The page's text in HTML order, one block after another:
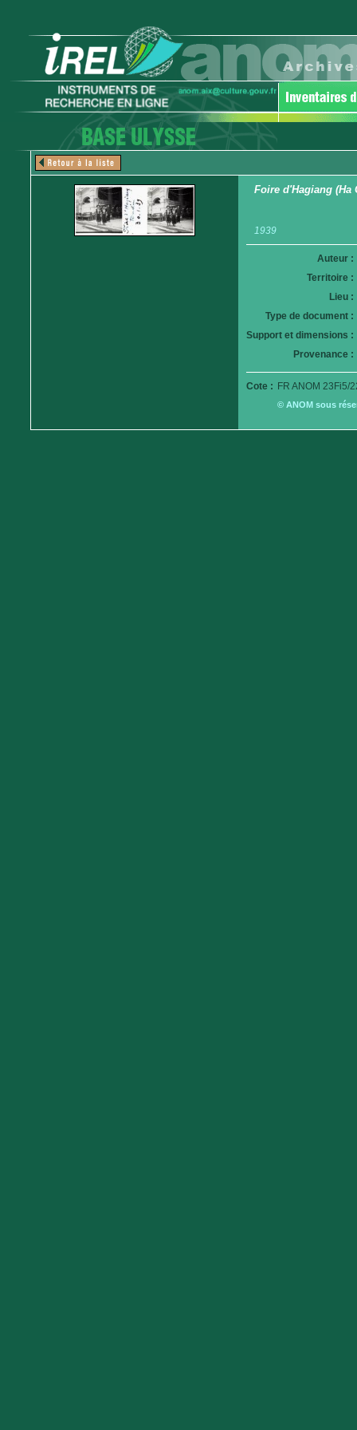
Foire d'Hagiang (Ha
1939
Auteur :
Territoire :
Lieu :
Type de document :
Support et dimensions :
Provenance :
Cote : FR ANOM 23Fi5/
© ANOM sous